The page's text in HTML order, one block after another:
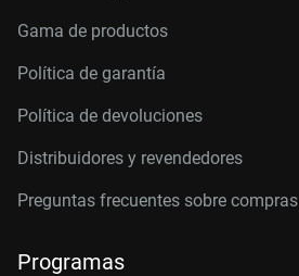
Gama de productos
Política de garantía
Política de devoluciones
Distribuidores y revendedores
Preguntas frecuentes sobre compras
Programas